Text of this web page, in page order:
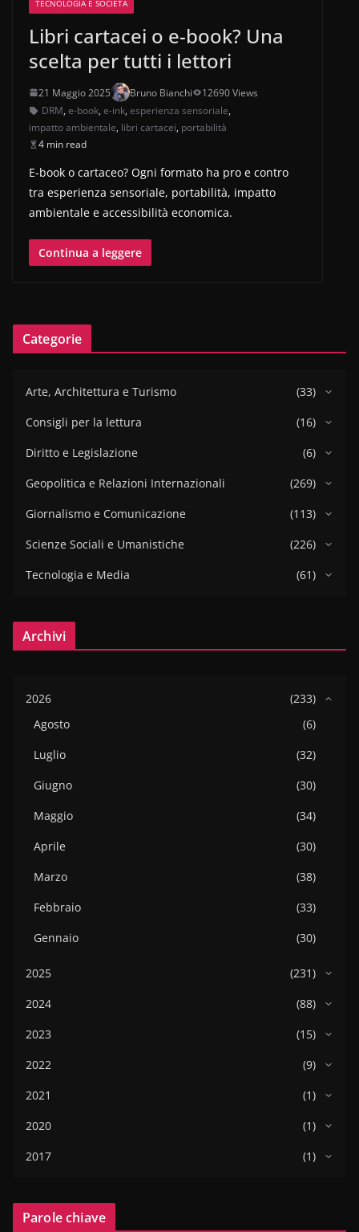
TECNOLOGIA E SOCIETÀ
Libri cartacei o e-book? Una
scelta per tutti i lettori
21 Maggio 2025 Bruno Bianchi
12690 Views
DRM, e-book, e-ink, esperienza sensoriale,
impatto ambientale, libri cartacei, portabilità
4 min read
E-book o cartaceo? Ogni formato ha pro e contro
tra esperienza sensoriale, portabilità, impatto
ambientale e accessibilità economica.
Continua a leggere
Categorie
Arte, Architettura e Turismo
(33)
Consigli per la lettura
(16)
Diritto e Legislazione
(6)
Geopolitica e Relazioni Internazionali
(269)
Giornalismo e Comunicazione
(113)
Scienze Sociali e Umanistiche
(226)
Tecnologia e Media
(61)
Archivi
2026
(233)
Agosto
(6)
Luglio
(32)
Giugno
(30)
Maggio
(34)
Aprile
(30)
Marzo
(38)
Febbraio
(33)
Gennaio
(30)
2025
(231)
2024
(88)
2023
(15)
2022
(9)
2021
(1)
2020
(1)
2017
(1)
Parole chiave